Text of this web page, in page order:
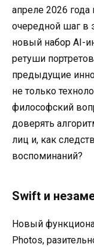
апреле 2026
очередной шаг в
новый набор AI-
ретуши
предыдущие
не только
философский
доверять
лиц и, как
воспоминаний?
Swift и
Новый
Photos,